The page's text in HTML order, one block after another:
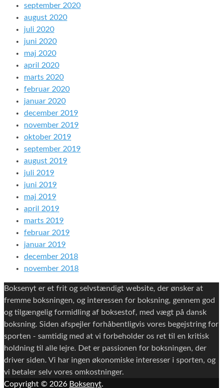
september 2020
august 2020
juli 2020
juni 2020
maj 2020
april 2020
marts 2020
februar 2020
januar 2020
december 2019
november 2019
oktober 2019
september 2019
august 2019
juli 2019
juni 2019
maj 2019
april 2019
marts 2019
februar 2019
januar 2019
december 2018
november 2018
Boksenyt er et frit og selvstændigt website, der ønsker at
fremme boksningen, og interessen for boksning, gennem god
og tilgængelig formidling af boksestof, med vægt på dansk
boksning. Siden afspejler forhåbentligvis vores begejstring for
sporten - samtidig med at vi forbeholder os ret til en kritisk
holdning til alle lejre. Det er passionen for boksningen, der
driver siden. Vi har ingen økonomiske interesser i sporten, og
vi betaler selv vores omkostninger.
Copyright © 2026 Boksenyt.